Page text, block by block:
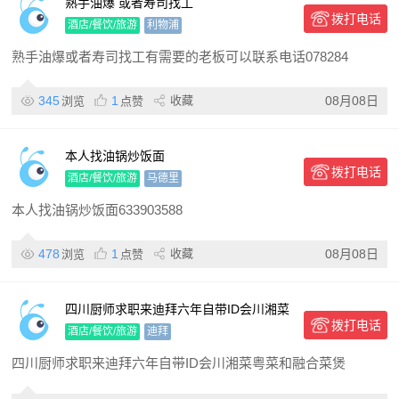
酒店/餐饮/旅游 利物浦 拨打电话
熟手油爆或者寿司找工有需要的老板可以联系电话078284
345 浏览 1 点赞 收藏 08月08日
本人找油锅炒饭面
酒店/餐饮/旅游 马德里 拨打电话
本人找油锅炒饭面633903588
478 浏览 1 点赞 收藏 08月08日
四川厨师求职来迪拜六年自带ID会川湘菜
粤菜和融合菜煲汤，可做餐厅别墅私人公
寓，有需要的老板请私信我。
酒店/餐饮/旅游 迪拜 拨打电话
四川厨师求职来迪拜六年自带ID会川湘菜粤菜和融合菜煲